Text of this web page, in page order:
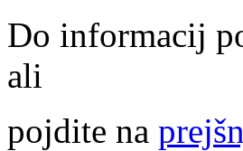
Do informacij
ali
pojdite na